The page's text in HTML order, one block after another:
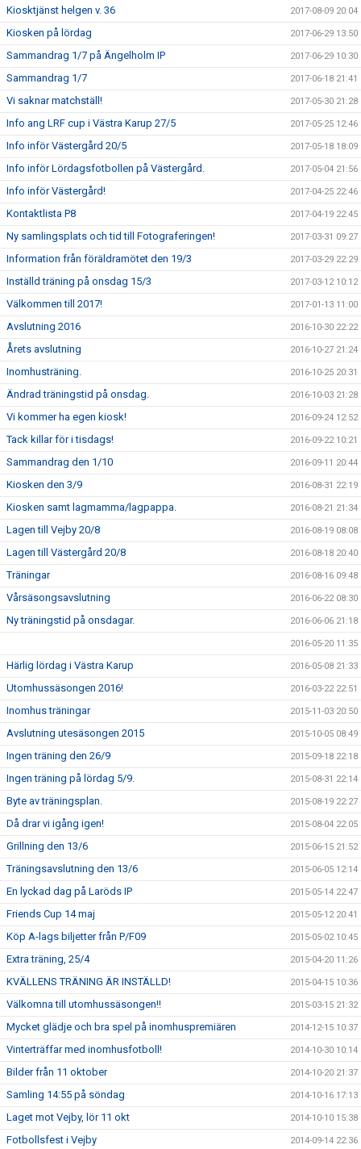
Kiosktjänst helgen v. 36 2017-08-09 20:04
Kiosken på lördag 2017-06-29 13:50
Sammandrag 1/7 på Ängelholm IP 2017-06-29 10:30
Sammandrag 1/7 2017-06-18 21:41
Vi saknar matchställ! 2017-05-30 21:28
Info ang LRF cup i Västra Karup 27/5 2017-05-25 12:46
Info inför Västergård 20/5 2017-05-18 18:09
Info inför Lördagsfotbollen på Västergård. 2017-05-04 21:56
Info inför Västergård! 2017-04-25 22:46
Kontaktlista P8 2017-04-19 22:45
Ny samlingsplats och tid till Fotograferingen! 2017-03-31 09:27
Information från föräldramötet den 19/3 2017-03-29 22:29
Inställd träning på onsdag 15/3 2017-03-12 10:12
Välkommen till 2017! 2017-01-13 11:00
Avslutning 2016 2016-10-30 22:22
Årets avslutning 2016-10-27 21:24
Inomhusträning. 2016-10-25 20:31
Ändrad träningstid på onsdag. 2016-10-03 21:28
Vi kommer ha egen kiosk! 2016-09-24 12:52
Tack killar för i tisdags! 2016-09-22 10:21
Sammandrag den 1/10 2016-09-11 20:44
Kiosken den 3/9 2016-08-31 22:19
Kiosken samt lagmamma/lagpappa. 2016-08-21 21:34
Lagen till Vejby 20/8 2016-08-19 08:08
Lagen till Västergård 20/8 2016-08-18 20:40
Träningar 2016-08-16 09:48
Vårsäsongsavslutning 2016-06-22 08:30
Ny träningstid på onsdagar. 2016-06-06 21:18
2016-05-20 11:35
Härlig lördag i Västra Karup 2016-05-08 21:33
Utomhussäsongen 2016! 2016-03-22 22:51
Inomhus träningar 2015-11-03 20:50
Avslutning utesäsongen 2015 2015-10-05 08:49
Ingen träning den 26/9 2015-09-18 22:18
Ingen träning på lördag 5/9. 2015-08-31 22:14
Byte av träningsplan. 2015-08-19 22:27
Då drar vi igång igen! 2015-08-04 22:05
Grillning den 13/6 2015-06-15 21:52
Träningsavslutning den 13/6 2015-06-05 12:14
En lyckad dag på Laröds IP 2015-05-14 22:47
Friends Cup 14 maj 2015-05-12 20:41
Köp A-lags biljetter från P/F09 2015-05-02 10:45
Extra träning, 25/4 2015-04-20 11:26
KVÄLLENS TRÄNING ÄR INSTÄLLD! 2015-04-15 10:36
Välkomna till utomhussäsongen!! 2015-03-15 21:32
Mycket glädje och bra spel på inomhuspremiären 2014-12-15 10:37
Vinterträffar med inomhusfotboll! 2014-10-30 10:14
Bilder från 11 oktober 2014-10-20 21:37
Samling 14:55 på söndag 2014-10-16 17:13
Laget mot Vejby, lör 11 okt 2014-10-10 15:38
Fotbollsfest i Vejby 2014-09-14 22:36